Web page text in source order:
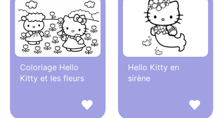
Coloriage Hello
Kitty et les fleurs
Hello Kitty en
sirène